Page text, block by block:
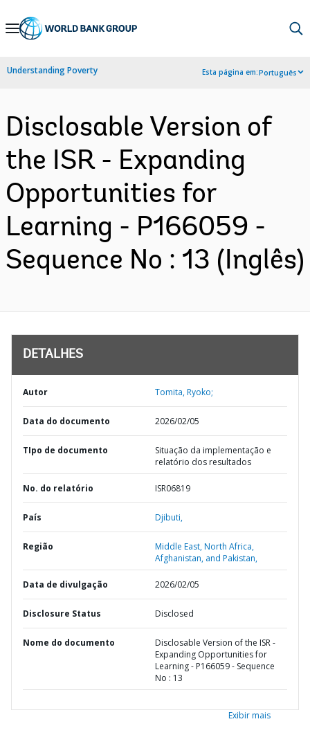
Skip
Navigation
Understanding Poverty Esta página em:Português
Disclosable Version of
the ISR - Expanding
Opportunities for
Learning - P166059 -
Sequence No : 13 (Inglês)
DETALHES
Autor Tomita, Ryoko;
Data do documento 2026/02/05
TIpo de documento
Situação da implementação e
relatório dos resultados
No. do relatório ISR06819
País Djibuti,
Região
Middle East, North Africa,
Afghanistan, and Pakistan,
Data de divulgação 2026/02/05
Disclosure Status Disclosed
Nome do documento
Disclosable Version of the ISR -
Expanding Opportunities for
Learning - P166059 - Sequence
No : 13
Exibir mais